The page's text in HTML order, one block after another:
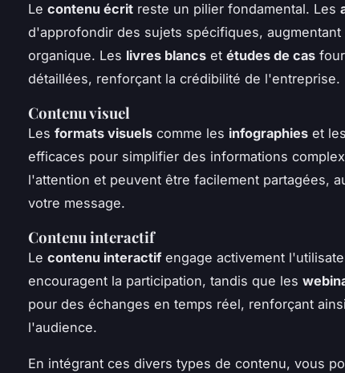
Le contenu écrit reste un pilier fondamental. Les
d'approfondir des sujets spécifiques,
organique. Les livres blancs et études de cas
détaillées, renforçant la crédibilité de l'entreprise.
Contenu visuel
Les formats visuels comme les infographies et les
efficaces pour simplifier des informations
l'attention et peuvent être facilement partagées,
votre message.
Contenu interactif
Le contenu interactifengage activement
encouragent la participation, tandis que les
pour des échanges en temps réel, renforçant
l'audience.
En intégrant ces divers types de contenu, vous